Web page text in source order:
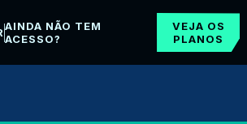
AINDA NÃO TEM
ACESSO?
VEJA OS
PLANOS